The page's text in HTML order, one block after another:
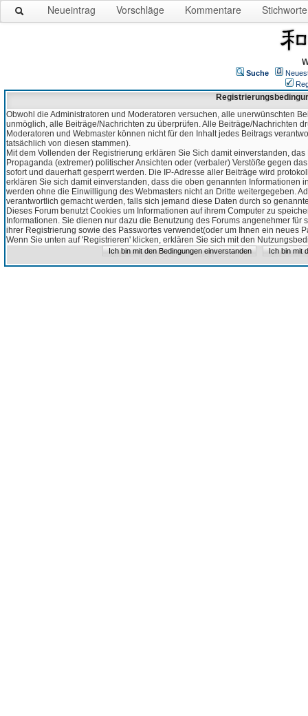
Neueintrag Vorschläge Kommentare Stichworte
Suche
Obwohl die Administratoren und Moderatoren versuchen, alle unerwünschten
unmöglich, alle Beiträge/Nachrichten zu überprüfen. Alle Beiträge/Nachrichten
Moderatoren und Webmaster können nicht für den Inhalt jedes Beitrags
tatsächlich von diesen stammen).
Mit dem Vollenden der Registrierung erklären Sie Sich damit einverstanden,
Propaganda (extremer) politischer Ansichten oder (verbaler) Verstöße gegen
sofort und dauerhaft gesperrt werden. Die IP-Adresse aller Beiträge wird
erklären Sie sich damit einverstanden, dass die oben genannten Informationen
werden ohne die Einwilligung des Webmasters nicht an Dritte weitergegeben.
verantwortlich gemacht werden, falls sich jemand diese Daten durch so
Dieses Forum benutzt Cookies um Informationen auf ihrem Computer zu
Informationen. Sie dienen nur dazu die Benutzung des Forums angenehmer
ihrer Registrierung sowie des Passwortes verwendet(oder um Ihnen ein neues
Wenn Sie unten auf 'Registrieren' klicken, erklären Sie sich mit den